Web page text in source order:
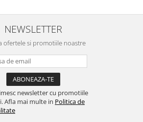
NEWSLETTER
ofertele si promotiile noastre
newsletter cu promotiile
Afla mai multe in Politica de